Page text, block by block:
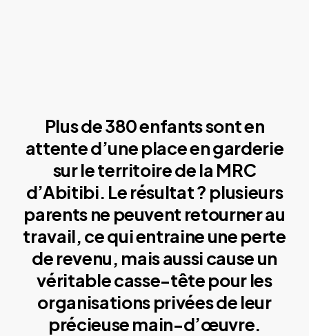
Plus de 380 enfants sont en
attente d’une place en garderie
sur le territoire de la MRC
d’Abitibi. Le résultat ? plusieurs
parents ne peuvent retourner au
travail, ce qui entraine une perte
de revenu, mais aussi cause un
véritable casse-tête pour les
organisations privées de leur
précieuse main-d’œuvre.